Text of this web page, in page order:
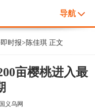
导航
即时报> 陈佳琪 正文
亩樱桃进入最
义乌网